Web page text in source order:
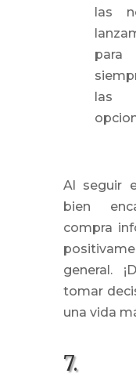
las
para
las
Al seguir
bien
compra
general.
tomar
una vida
7.